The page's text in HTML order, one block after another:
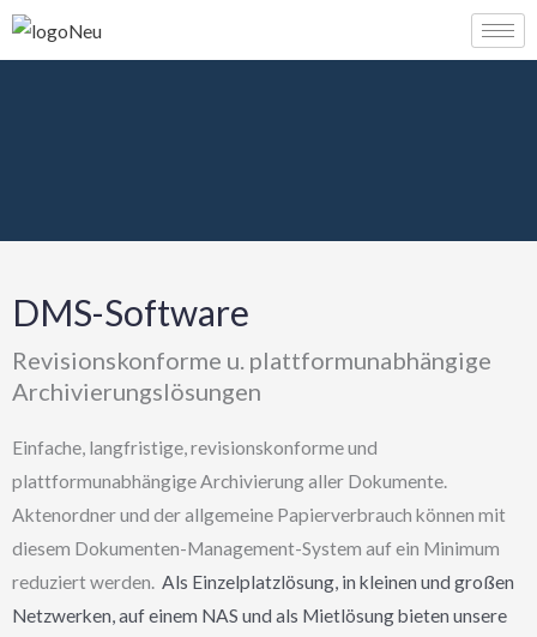
Zum
DMS-Software
Revisionskonforme u. plattformunabhängige
Archivierungslösungen
Einfache, langfristige, revisionskonforme und
plattformunabhängige Archivierung aller Dokumente.
Aktenordner und der allgemeine Papierverbrauch können mit
diesem Dokumenten-Management-System auf ein Minimum
reduziert werden. Als Einzelplatzlösung, in kleinen und großen
Netzwerken, auf einem NAS und als Mietlösung bieten unsere